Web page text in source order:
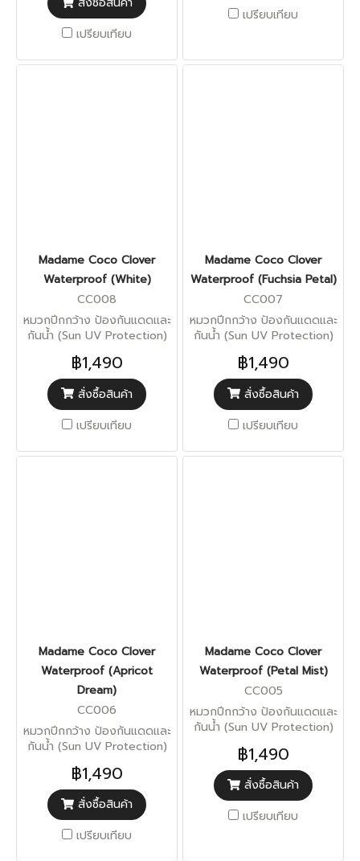
เปรียบเทียบ
เปรียบเทียบ
Madame Coco Clover
Waterproof (White)
CC008
หมวกปีกกว้าง ป้องกันแดดและ
กันน้ำ (Sun UV Protection)
฿1,490
สั่งซื้อสินค้า
เปรียบเทียบ
Madame Coco Clover
Waterproof (Fuchsia Petal)
CC007
หมวกปีกกว้าง ป้องกันแดดและ
กันน้ำ (Sun UV Protection)
฿1,490
สั่งซื้อสินค้า
เปรียบเทียบ
Madame Coco Clover
Waterproof (Apricot
Dream)
CC006
หมวกปีกกว้าง ป้องกันแดดและ
กันน้ำ (Sun UV Protection)
฿1,490
สั่งซื้อสินค้า
เปรียบเทียบ
Madame Coco Clover
Waterproof (Petal Mist)
CC005
หมวกปีกกว้าง ป้องกันแดดและ
กันน้ำ (Sun UV Protection)
฿1,490
สั่งซื้อสินค้า
เปรียบเทียบ